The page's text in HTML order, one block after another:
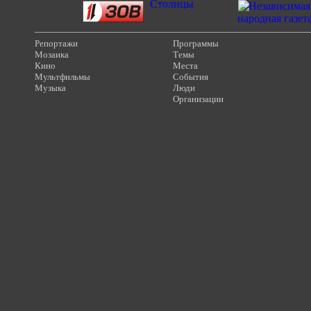
Репортажи
Мозаика
Кино
Мультфильмы
Музыка
Программы
Темы
Места
События
Люди
Организации